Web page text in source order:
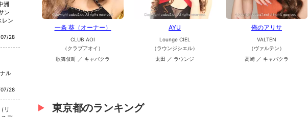
一条 葵（オーナー）
CLUB AOI
（クラブアオイ）
歌舞伎町 ／ キャバクラ
AYU
Lounge CIEL
（ラウンジシエル）
太田 ／ ラウンジ
俺のアリサ
VALTEN
（ヴァルテン）
高崎 ／ キャバクラ
東京都のランキング
洲
ン
レン
28
ル
28
リ